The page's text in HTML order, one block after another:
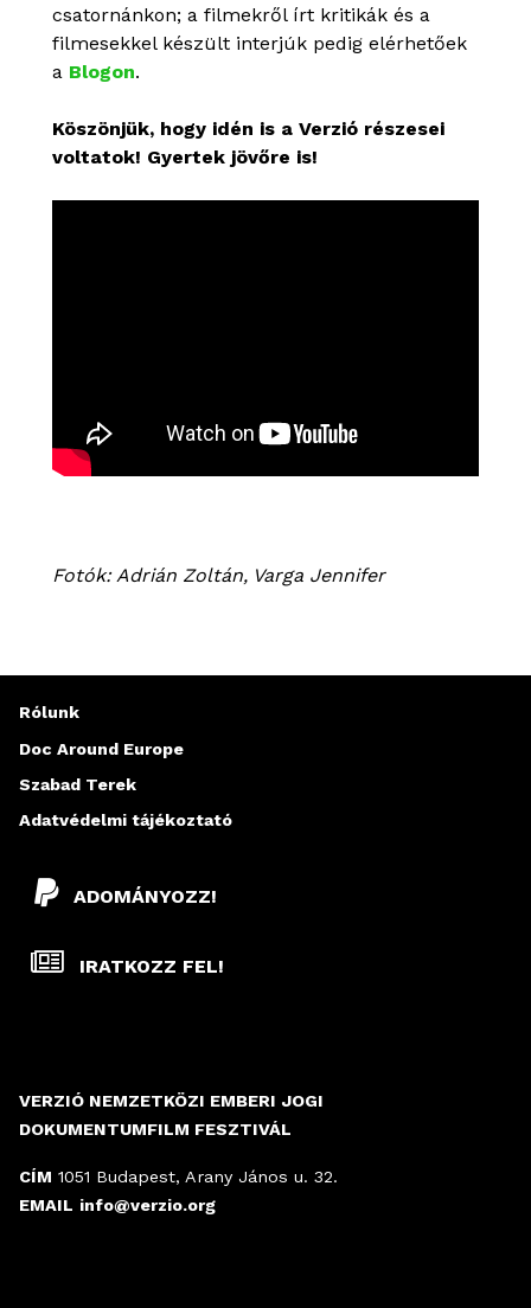
csatornánkon; a filmekről írt kritikák és a
filmesekkel készült interjúk pedig elérhetőek
a Blogon.
Köszönjük, hogy idén is a Verzió részesei
voltatok! Gyertek jövőre is!
Fotók: Adrián Zoltán, Varga Jennifer
VERZIÓ NEMZETKÖZI EMBERI JOGI
DOKUMENTUMFILM FESZTIVÁL
CÍM 1051 Budapest, Arany János u. 32.
EMAIL info@verzio.org
ADOMÁNYOZZ!
IRATKOZZ FEL!
Rólunk
Doc Around Europe
Szabad Terek
Adatvédelmi tájékoztató